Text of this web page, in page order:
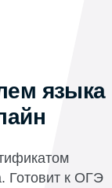
языка
Готовит к ОГЭ